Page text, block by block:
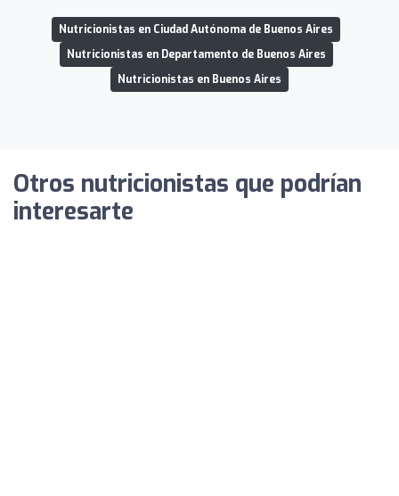
Nutricionistas en Ciudad Autónoma de Buenos Aires
Nutricionistas en Departamento de Buenos Aires
Nutricionistas en Buenos Aires
Otros nutricionistas que podrían
interesarte